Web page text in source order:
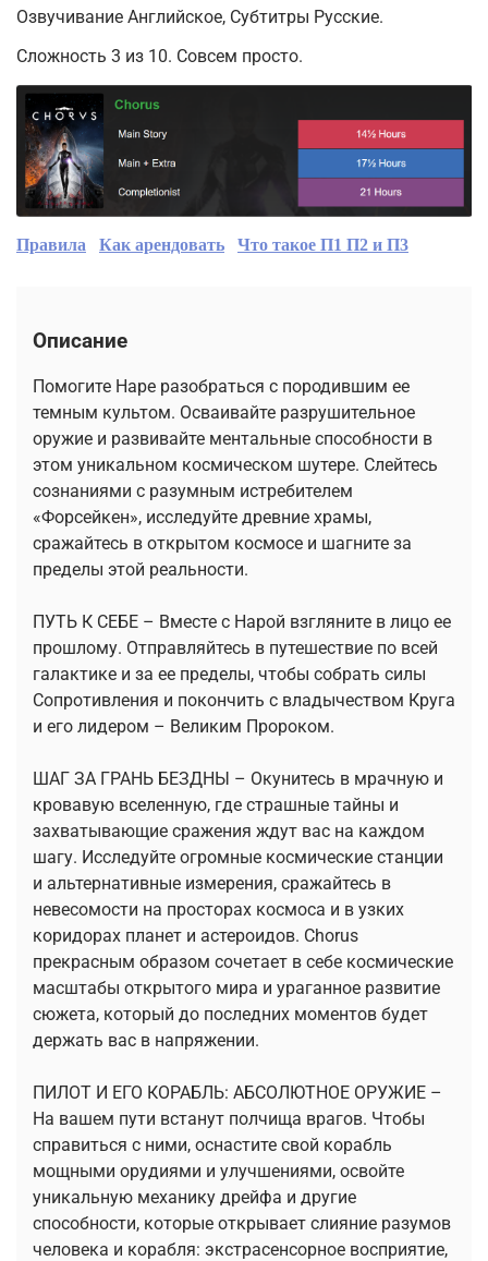
Озвучивание Английское, Субтитры Русские.
Сложность 3 из 10. Совсем просто.
Правила Как арендовать Что такое П1 П2 и П3
Описание
Помогите Наре разобраться с породившим ее
темным культом. Осваивайте разрушительное
оружие и развивайте ментальные способности в
этом уникальном космическом шутере. Слейтесь
сознаниями с разумным истребителем
«Форсейкен», исследуйте древние храмы,
сражайтесь в открытом космосе и шагните за
пределы этой реальности.
ПУТЬ К СЕБЕ – Вместе с Нарой взгляните в лицо ее
прошлому. Отправляйтесь в путешествие по всей
галактике и за ее пределы, чтобы собрать силы
Сопротивления и покончить с владычеством Круга
и его лидером – Великим Пророком.
ШАГ ЗА ГРАНЬ БЕЗДНЫ – Окунитесь в мрачную и
кровавую вселенную, где страшные тайны и
захватывающие сражения ждут вас на каждом
шагу. Исследуйте огромные космические станции
и альтернативные измерения, сражайтесь в
невесомости на просторах космоса и в узких
коридорах планет и астероидов. Chorus
прекрасным образом сочетает в себе космические
масштабы открытого мира и ураганное развитие
сюжета, который до последних моментов будет
держать вас в напряжении.
ПИЛОТ И ЕГО КОРАБЛЬ: АБСОЛЮТНОЕ ОРУЖИЕ –
На вашем пути встанут полчища врагов. Чтобы
справиться с ними, оснастите свой корабль
мощными орудиями и улучшениями, освойте
уникальную механику дрейфа и другие
способности, которые открывает слияние разумов
человека и корабля: экстрасенсорное восприятие,